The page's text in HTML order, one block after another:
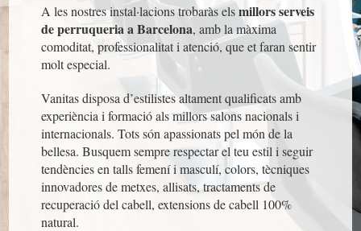
A les nostres instal·lacions trobaràs elsmillors serveis
de perruqueria a Barcelona, ​​amb la màxima
comoditat, professionalitat i atenció, que et faran sentir
molt especial.
Vanitas disposa d’estilistes altament qualificats amb
experiència i formació als millors salons nacionals i
internacionals. Tots són apassionats pel món de la
bellesa. Busquem sempre respectar el teu estil i seguir
tendències en talls femení i masculí, colors, tècniques
innovadores de metxes, allisats, tractaments de
recuperació del cabell, extensions de cabell 100%
natural.